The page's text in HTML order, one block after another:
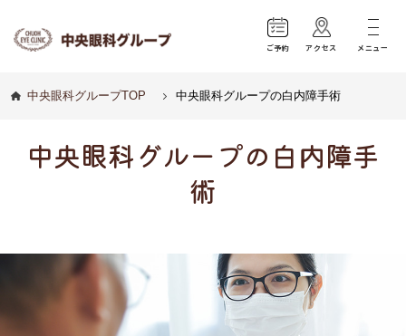
ご予約 アクセス メニュー
中央眼科グループTOP 中央眼科グループの白内障手術
中央眼科グループの白内障手
術